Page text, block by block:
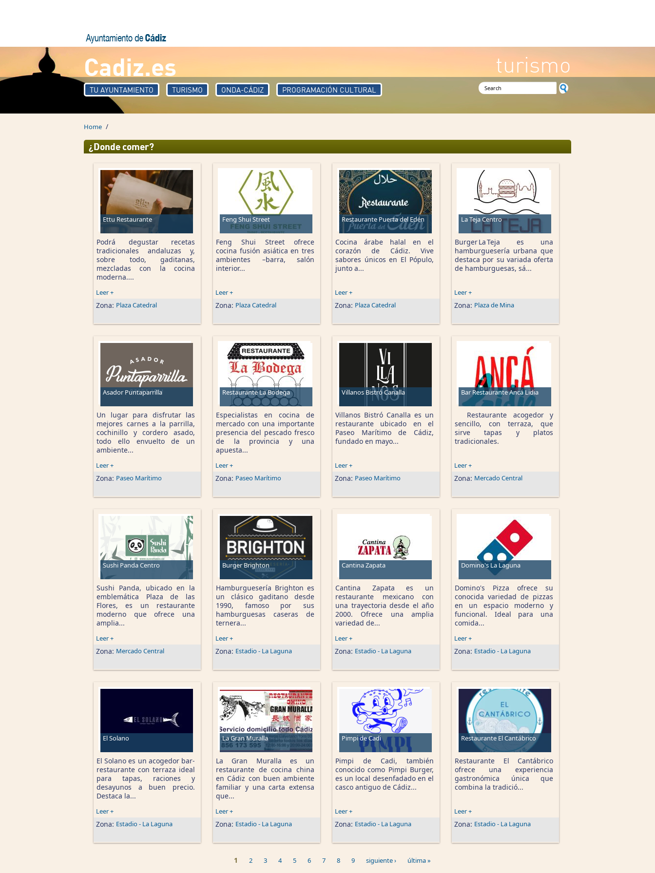
Cadiz.es turismo
TU AYUNTAMIENTO TURISMO ONDA-CÁDIZ PROGRAMACIÓN CULTURAL Search form
Home /
¿Donde comer?
Ettu Restaurante
Podrá degustar recetas
tradicionales andaluzas y,
sobre todo, gaditanas,
mezcladas con la cocina
moderna....
Leer +
Zona: Plaza Catedral
Feng Shui Street
Feng Shui Street ofrece
cocina fusión asiática en tres
ambientes –barra, salón
interior...
Leer +
Zona: Plaza Catedral
Restaurante Puerta del Edén
Cocina árabe halal en el
corazón de Cádiz. Vive
sabores únicos en El Pópulo,
junto a...
Leer +
Zona: Plaza Catedral
La Teja Centro
Burger La Teja es una
hamburguesería urbana que
destaca por su variada oferta
de hamburguesas, sá...
Leer +
Zona: Plaza de Mina
Asador Puntaparrilla
Un lugar para disfrutar las
mejores carnes a la parrilla,
cochinillo y cordero asado,
todo ello envuelto de un
ambiente...
Leer +
Zona: Paseo Marítimo
Restaurante La Bodega
Especialistas en cocina de
mercado con una importante
presencia del pescado fresco
de la provincia y una
apuesta...
Leer +
Zona: Paseo Marítimo
Villanos Bistró Canalla
Villanos Bistró Canalla es un
restaurante ubicado en el
Paseo Marítimo de Cádiz,
fundado en mayo...
Leer +
Zona: Paseo Marítimo
Bar Restaurante Ancá Lidia
Restaurante acogedor y
sencillo, con terraza, que
sirve tapas y platos
tradicionales.
Leer +
Zona: Mercado Central
Sushi Panda Centro
Sushi Panda, ubicado en la
emblemática Plaza de las
Flores, es un restaurante
moderno que ofrece una
amplia...
Leer +
Zona: Mercado Central
Burger Brighton
Hamburguesería Brighton es
un clásico gaditano desde
1990, famoso por sus
hamburguesas caseras de
ternera...
Leer +
Zona: Estadio - La Laguna
Cantina Zapata
Cantina Zapata es un
restaurante mexicano con
una trayectoria desde el año
2000. Ofrece una amplia
variedad de...
Leer +
Zona: Estadio - La Laguna
Domino's La Laguna
Domino's Pizza ofrece su
conocida variedad de pizzas
en un espacio moderno y
funcional. Ideal para una
comida...
Leer +
Zona: Estadio - La Laguna
El Solano
El Solano es un acogedor bar-
restaurante con terraza ideal
para tapas, raciones y
desayunos a buen precio.
Destaca la...
Leer +
Zona: Estadio - La Laguna
La Gran Muralla
La Gran Muralla es un
restaurante de cocina china
en Cádiz con buen ambiente
familiar y una carta extensa
que...
Leer +
Zona: Estadio - La Laguna
Pimpi de Cadi
Pimpi de Cadi, también
conocido como Pimpi Burger,
es un local desenfadado en el
casco antiguo de Cádiz...
Leer +
Zona: Estadio - La Laguna
Restaurante El Cantábrico
Restaurante El Cantábrico
ofrece una experiencia
gastronómica única que
combina la tradició...
Leer +
Zona: Estadio - La Laguna
Pages
1 2 3 4 5 6 7 8 9 siguiente › última »